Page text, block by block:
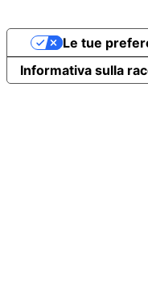
Informativa sulla
Le tue